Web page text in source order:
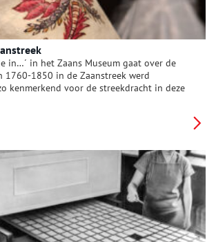
in…´ in het Zaans Museum gaat over de
1760-1850 in de Zaanstreek werd
kenmerkend voor de streekdracht in deze